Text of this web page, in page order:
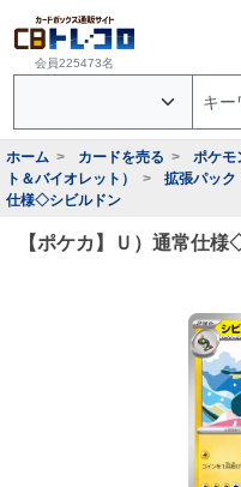
会員225473名
ホーム カードを売る ポケモ
ト＆バイオレット）
拡張パック
仕様◇シビルドン
【ポケカ】Ｕ）通常仕